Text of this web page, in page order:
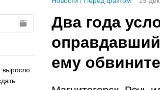
выросло
Два года
ему